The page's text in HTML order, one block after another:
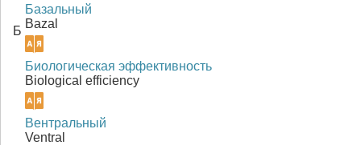
Б
Базальный
Bazal
Биологическая эффективность
Biological efficiency
Вентральный
Ventral